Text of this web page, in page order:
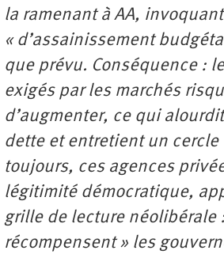
la ramenant à AA,
« d’assainissement
que prévu. Conséquence :
exigés par les marchés
d’augmenter, ce qui
dette et entretient un cercle
toujours, ces agences
légitimité démocratique,
grille de lecture néolibérale
récompensent » les